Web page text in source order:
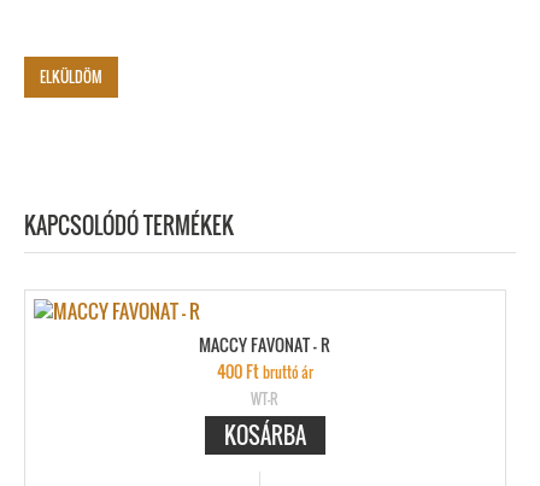
KAPCSOLÓDÓ TERMÉKEK
MACCY FAVONAT – R
400Ftbruttó ár
WT-R
KOSÁRBA